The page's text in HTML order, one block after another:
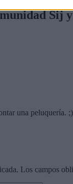
Sij
una peluquería. ;)
Los campos